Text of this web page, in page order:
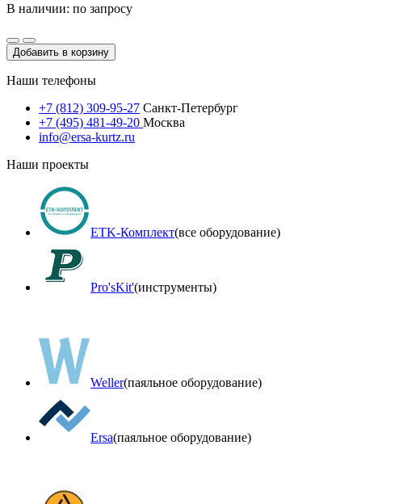
В наличии: по запросу
Добавить в корзину
Наши телефоны
+7 (812) 309-95-27 Санкт-Петербург
+7 (495) 481-49-20 Москва
info@ersa-kurtz.ru
Наши проекты
ETK-Комплект(все оборудование)
Pro'sKit'(инструменты)
Weller(паяльное оборудование)
Ersa(паяльное оборудование)